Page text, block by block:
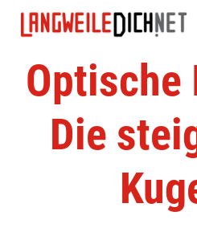
Die